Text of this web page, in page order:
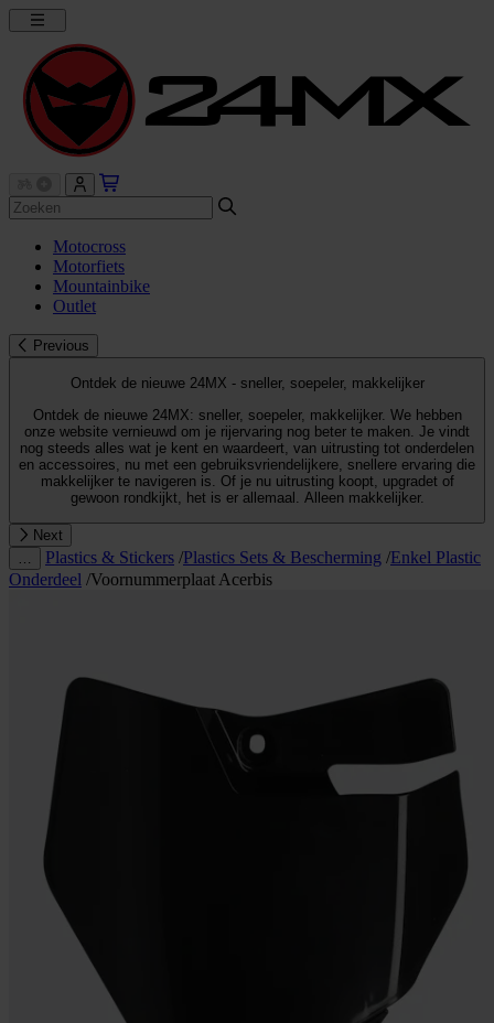
Motocross
Motorfiets
Mountainbike
Outlet
Previous
Ontdek de nieuwe 24MX - sneller, soepeler, makkelijker
Ontdek de nieuwe 24MX: sneller, soepeler, makkelijker. We hebben
onze website vernieuwd om je rijervaring nog beter te maken. Je vindt
nog steeds alles wat je kent en waardeert, van uitrusting tot onderdelen
en accessoires, nu met een gebruiksvriendelijkere, snellere ervaring die
makkelijker te navigeren is. Of je nu uitrusting koopt, upgradet of
gewoon rondkijkt, het is er allemaal. Alleen makkelijker.
Next
Plastics & Stickers /Plastics Sets & Bescherming /Enkel Plastic
Onderdeel /Voornummerplaat Acerbis